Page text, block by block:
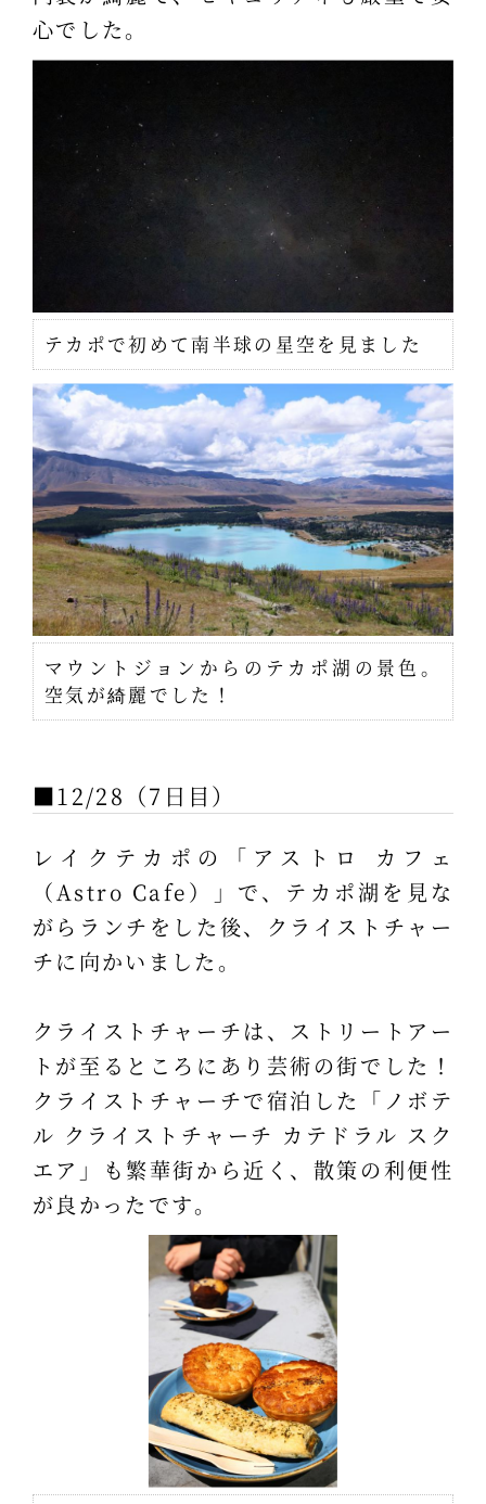
心でした。
テカポで初めて南半球の星空を見ました
マウントジョンからのテカポ湖の景色。
空気が綺麗でした！
■12/28（7日目）
レイクテカポの「アストロ カフェ
（Astro Cafe）」で、テカポ湖を見な
がらランチをした後、クライストチャー
チに向かいました。
クライストチャーチは、ストリートアー
トが至るところにあり芸術の街でした！
クライストチャーチで宿泊した「ノボテ
ル クライストチャーチ カテドラル スク
エア」も繁華街から近く、散策の利便性
が良かったです。